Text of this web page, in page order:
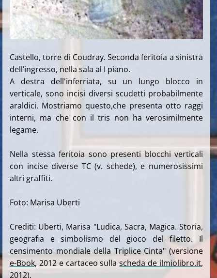
Castello, torre di Coudray. Seconda feritoia a sinistra
dell’ingresso, nella sala al I piano.
A destra dell'inferriata, su un lungo blocco in
verticale, sono incisi diversi scudetti probabilmente
araldici. Mostriamo questo,che presenta otto raggi
interni, ma che con il tris non ha verosimilmente
legame.
Nella stessa feritoia sono presenti blocchi verticali
con incise diverse TC (v. schede), e numerosissimi
altri graffiti.
Foto: Marisa Uberti
Crediti: Uberti, Marisa "Ludica, Sacra, Magica. Storia,
geografia e simbolismo del gioco del filetto. Il
censimento mondiale della Triplice Cinta" (versione
e-Book, 2012 e cartaceo sullascheda de ilmiolibro.it,
2012).